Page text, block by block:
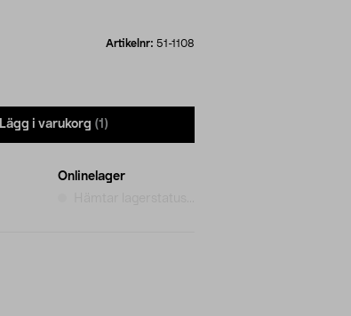
Artikelnr: 51-1108
Lägg i varukorg (1)
Onlinelager